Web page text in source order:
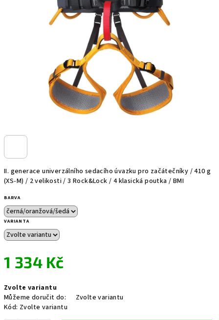
II. generace univerzálního sedacího úvazku pro začátečníky / 410 g
(XS-M) / 2 velikosti / 3 Rock&Lock / 4 klasická poutka / BMI
BARVA
VARIANTA
1 334 Kč
cena:
Zvolte variantu
Můžeme doručit do:
Zvolte variantu
Kód: Zvolte variantu
hvězdiček.